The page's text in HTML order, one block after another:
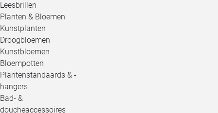
Leesbrillen
Planten & Bloemen
Kunstplanten
Droogbloemen
Kunstbloemen
Bloempotten
Plantenstandaards & -
hangers
Bad- &
doucheaccessoires